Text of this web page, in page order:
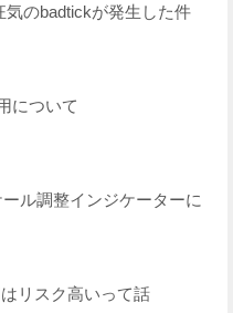
気のbadtickが発生した件
について
ール調整インジケーターに
リスク高いって話